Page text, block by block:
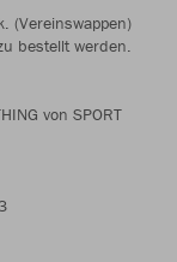
(Vereinswappen)
bestellt werden.
von SPORT